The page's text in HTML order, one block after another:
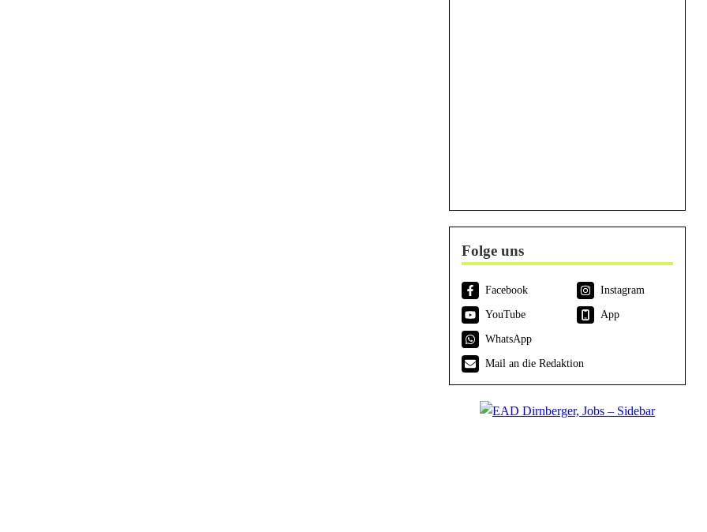
Folge uns
Facebook
Instagram
YouTube
App
WhatsApp
Mail an die Redaktion